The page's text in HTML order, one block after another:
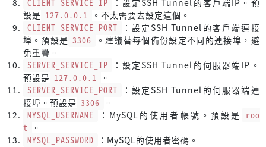
mkdir -p "${BACKUP_DIRECTORY} " || exit 5
echo
fi
DATABASES=
if [ -n "${DB_NAMES}" ]; then
    DATABASES=
else
CLIENT_SERVICE_IP
：設定SSH Tunnel的客戶端IP。預
設是 127.0.0.1
。不太需要去設定這個。
CLIENT_SERVICE_PORT
：設定SSH Tunnel的客戶端連接
埠。預設是 3306
。建議替每個備份設定不同的連接埠，避
免重疊。
SERVER_SERVICE_IP
：設定SSH Tunnel的伺服器端IP。
預設是 127.0.0.1
。
SERVER_SERVICE_PORT
：設定SSH Tunnel的伺服器端連
接埠。預設是 3306
。
MYSQL_USERNAME
：MySQL的使用者帳號。預設是 roo
t
。
MYSQL_PASSWORD
：MySQL的使用者密碼。